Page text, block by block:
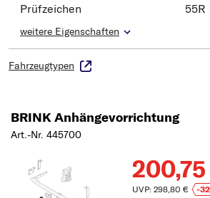
Prüfzeichen
55R
weitere Eigenschaften
Fahrzeugtypen
BRINK Anhängevorrichtung
Art.-Nr. 445700
UVP: 298,80 €
-